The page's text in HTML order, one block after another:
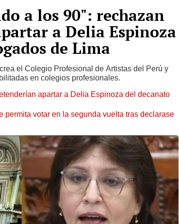
a los 90": rechazan
a Delia Espinoza
de Lima
el Colegio Profesional de Artistas del Perú y
en colegios profesionales.
apartar a Delia Espinoza del decanato
votar en la segunda vuelta tras declarase